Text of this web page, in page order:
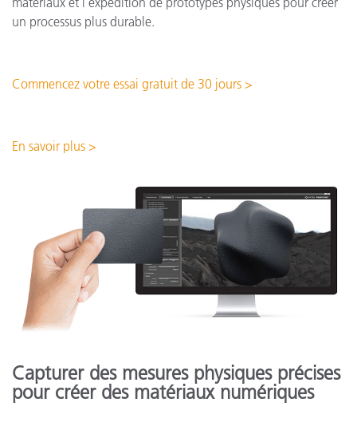
un processus plus durable.
Commencez votre essai gratuit de 30 jours >
En savoir plus >
Capturer des mesures physiques précises
pour créer des matériaux numériques